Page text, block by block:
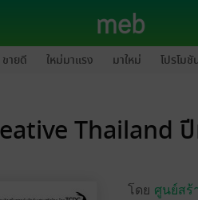
ขายดี ใหม่มาแรง มาใหม่ โปรโมชั
Thailand
โดย ศูนย์สร้